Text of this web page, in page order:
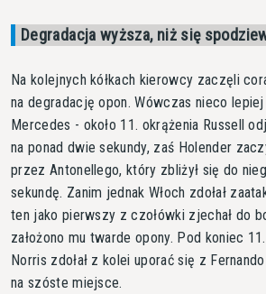
Degradacja wyższa, niż się
Na kolejnych kółkach kierowcy zaczęli
na degradację opon. Wówczas nieco
Mercedes - około 11. okrążenia Russell
na ponad dwie sekundy, zaś Holender
przez Antonellego, który zbliżył się do
sekundę. Zanim jednak Włoch zdołał
ten jako pierwszy z czołówki zjechał do
założono mu twarde opony. Pod koniec
Norris zdołał z kolei uporać się z
na szóste miejsce.